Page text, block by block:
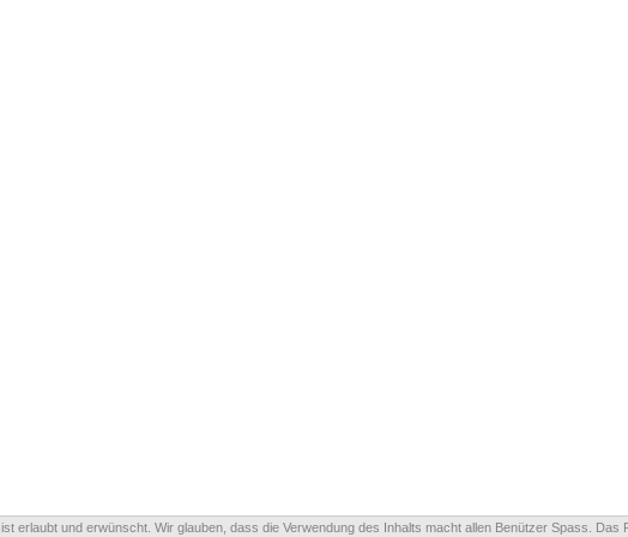
ist erlaubt und erwünscht. Wir glauben, dass die Verwendung des Inhalts macht allen Benützer Spass.